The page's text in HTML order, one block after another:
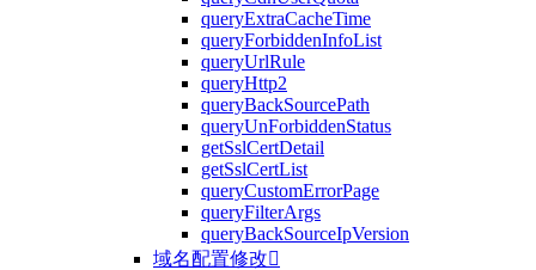
queryExtraCacheTime
queryForbiddenInfoList
queryUrlRule
queryHttp2
queryBackSourcePath
queryUnForbiddenStatus
getSslCertDetail
getSslCertList
queryCustomErrorPage
queryFilterArgs
queryBackSourceIpVersion
域名配置修改